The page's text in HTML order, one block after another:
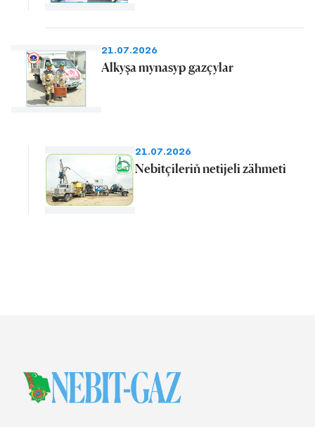
21.07.2026
Alkyşa mynasyp gazçylar
21.07.2026
Nebitçileriň netijeli zähmeti